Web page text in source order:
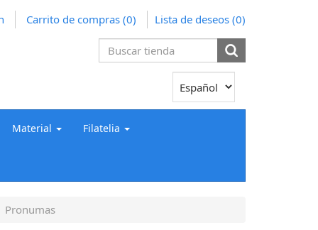
Carrito de compras (0) Lista de deseos (0)
Material Filatelia
Pronumas